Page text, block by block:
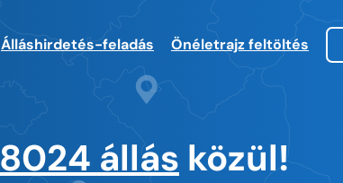
Álláshirdetés-feladás Önéletrajz feltöltés
8024 állás közül!